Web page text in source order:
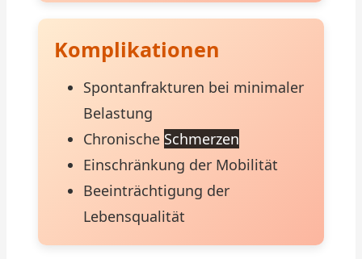
Komplikationen
Spontanfrakturen bei minimaler
Belastung
Chronische Schmerzen
Einschränkung der Mobilität
Beeinträchtigung der
Lebensqualität